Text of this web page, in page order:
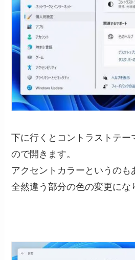
下に行くとコントラストテー
ので開きます。
アクセントカラーというのも
全然違う部分の色の変更にな